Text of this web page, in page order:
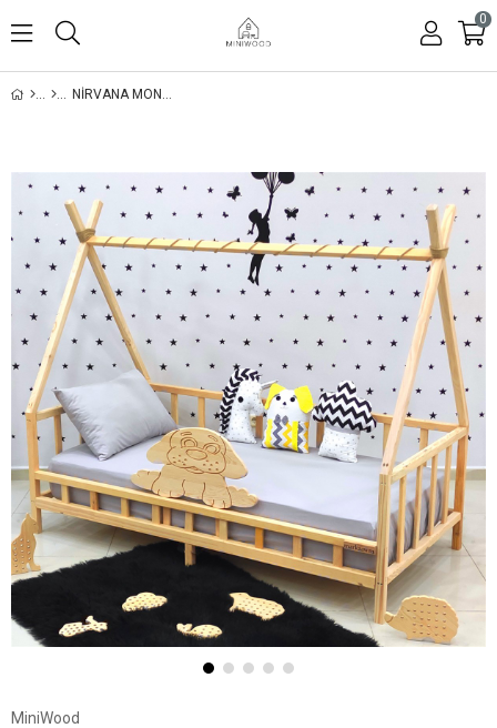
0
NIRVANA MONTESSORI YATAK KÖPÜŞ ÇOCUK KARYOLA
MiniWood